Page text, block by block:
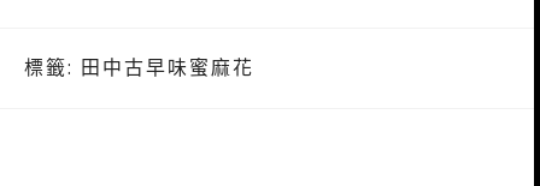
標籤: 田中古早味蜜麻花